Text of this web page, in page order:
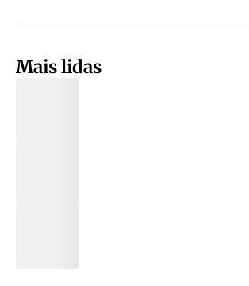
Mais lidas